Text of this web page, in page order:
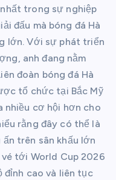
trong sự nghiệp
đấu mà bóng đá Hà
lớn. Với sự phát triển
anh đang nằm
đoàn bóng đá Hà
tổ chức tại Bắc Mỹ
nhiều cơ hội hơn cho
rằng đây có thể là
trên sân khấu lớn
tới World Cup 2026
đỉnh cao và liên tục